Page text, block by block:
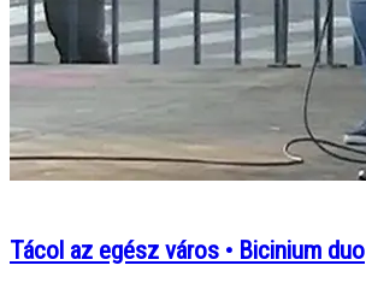
Tácol az egész város • Bicinium duo